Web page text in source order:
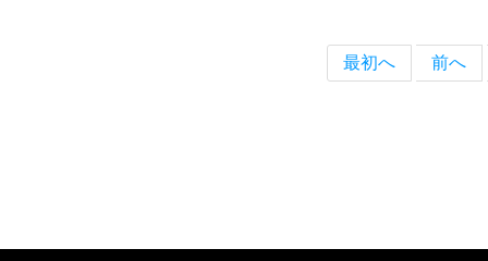
最初へ 前へ